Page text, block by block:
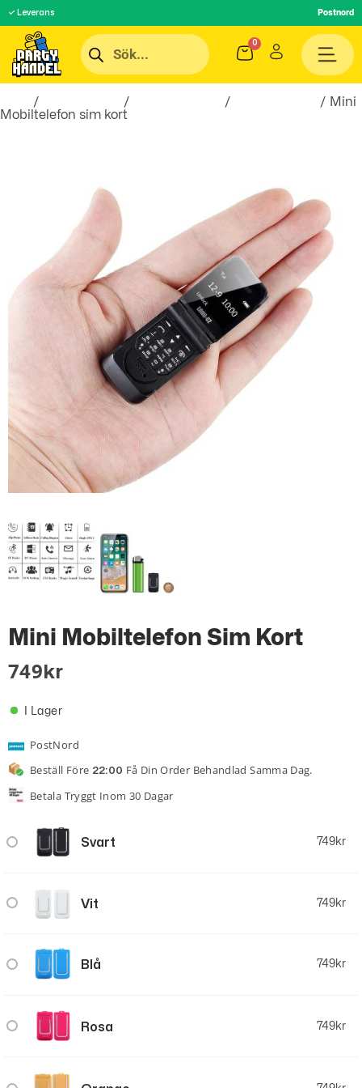
✓ Leverans Postnord
/ / /
/ Mini
Mobiltelefon sim kort
Mini Mobiltelefon Sim Kort
749 Kr
I Lager
PostNord
Beställ Före 22:00 Få Din Order Behandlad Samma Dag.
Betala Tryggt Inom 30 Dagar
Svart 749kr
Vit 749kr
Blå 749kr
Rosa 749kr